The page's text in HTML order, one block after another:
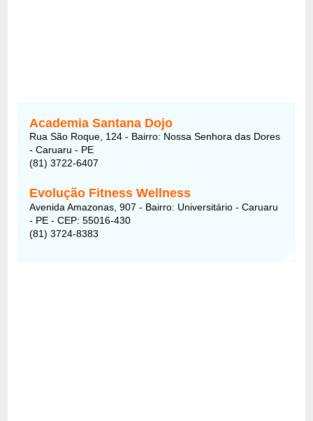
Academia Santana Dojo
Rua São Roque, 124 - Bairro: Nossa Senhora das Dores
- Caruaru - PE
(81) 3722-6407
Evolução Fitness Wellness
Avenida Amazonas, 907 - Bairro: Universitário - Caruaru
- PE - CEP: 55016-430
(81) 3724-8383